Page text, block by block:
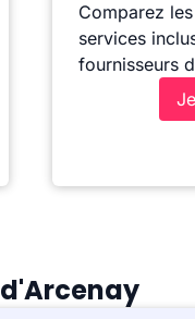
Comparez
services
fournisseurs